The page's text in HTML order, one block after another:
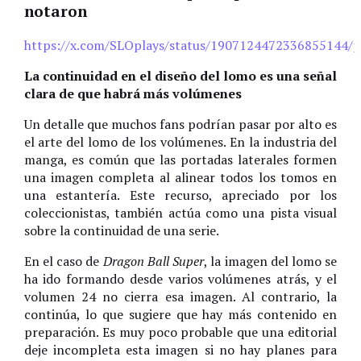
notaron
https://x.com/SLOplays/status/1907124472336855144/
La continuidad en el diseño del lomo es una señal
clara de que habrá más volúmenes
Un detalle que muchos fans podrían pasar por alto es
el arte del lomo de los volúmenes. En la industria del
manga, es común que las portadas laterales formen
una imagen completa al alinear todos los tomos en
una estantería. Este recurso, apreciado por los
coleccionistas, también actúa como una pista visual
sobre la continuidad de una serie.
En el caso deDragon Ball Super, la imagen del lomo se
ha ido formando desde varios volúmenes atrás, y el
volumen 24 no cierra esa imagen. Al contrario, la
continúa, lo que sugiere que hay más contenido en
preparación. Es muy poco probable que una editorial
deje incompleta esta imagen si no hay planes para